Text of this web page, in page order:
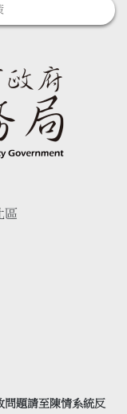
區
問題請至陳情系統反